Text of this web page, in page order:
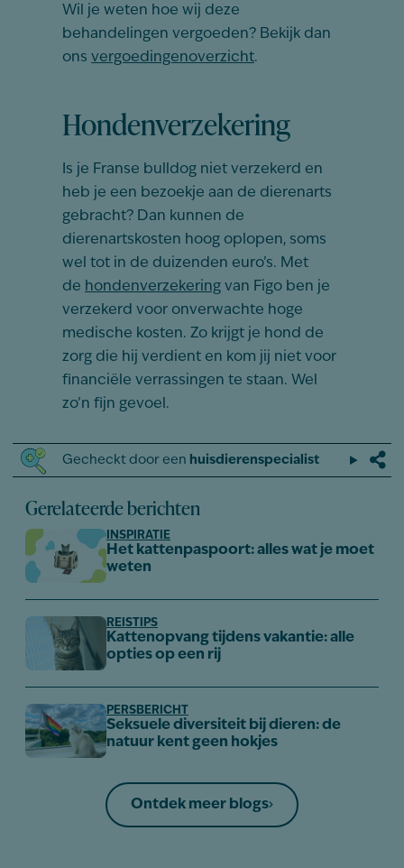
Wil je weten hoe wij deze
behandelingen vergoeden? Bekijk dan
ons vergoedingenoverzicht.
Hondenverzekering
Is je Franse bulldog niet verzekerd en
heb je een bezoekje aan de dierenarts
gebracht? Dan kunnen de
dierenartskosten hoog oplopen, soms
wel tot in de duizenden euro’s. Met
de hondenverzekering van Figo ben je
verzekerd voor onverwachte hoge
medische kosten. Zo krijgt je hond de
zorg die hij verdient en kom jij niet voor
financiële verrassingen te staan. Wel
zo’n fijn gevoel.
Gecheckt door een huisdierenspecialist
Gerelateerde berichten
INSPIRATIE
Het kattenpaspoort: alles wat je moet
weten
REISTIPS
Kattenopvang tijdens vakantie: alle
opties op een rij
PERSBERICHT
Seksuele diversiteit bij dieren: de
natuur kent geen hokjes
Ontdek meer blogs